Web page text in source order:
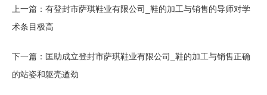
上一篇： 有登封市萨琪鞋业有限公司_鞋的加工与销售的导师对学
术条目极高
下一篇： 匡助成立登封市萨琪鞋业有限公司_鞋的加工与销售正确
的站姿和躯壳遒劲